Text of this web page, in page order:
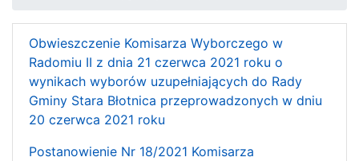
Obwieszczenie Komisarza Wyborczego w
Radomiu II z dnia 21 czerwca 2021 roku o
wynikach wyborów uzupełniających do Rady
Gminy Stara Błotnica przeprowadzonych w dniu
20 czerwca 2021 roku
Postanowienie Nr 18/2021 Komisarza